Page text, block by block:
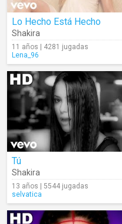
Lo Hecho Está Hecho
Shakira
11 años | 4281 jugadas
Lena_96
Tú
Shakira
13 años | 5544 jugadas
selvatica